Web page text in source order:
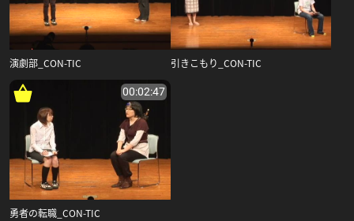
演劇部_CON-TIC 引きこもり_CON-TIC
00:02:47
勇者の転職_CON-TIC